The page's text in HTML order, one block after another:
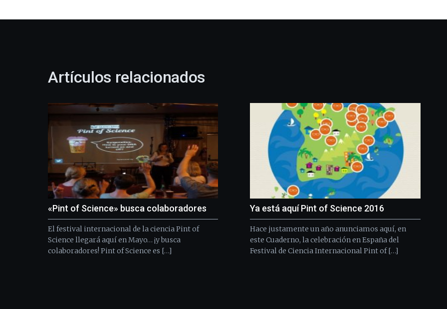
Artículos relacionados
«Pint of Science» busca colaboradores
El festival internacional de la ciencia Pint of
Science llegará aquí en Mayo… ¡y busca
colaboradores! Pint of Science es […]
Ya está aquí Pint of Science 2016
Hace justamente un año anunciamos aquí, en
este Cuaderno, la celebración en España del
Festival de Ciencia Internacional Pint of […]